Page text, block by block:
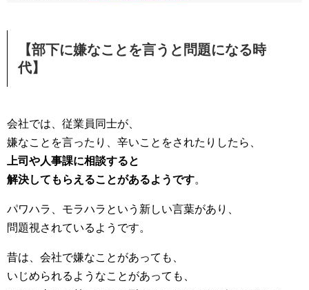
【部下に嫌なことを言うと問題になる時
代】
会社では、従業員同士が、
嫌なことを言ったり、辛いことをされたりしたら、
上司や人事課に相談すると
解決してもらえることがあるようです。
パワハラ、モラハラという新しい言葉があり、
問題視されているようです。
昔は、会社で嫌なことがあっても、
いじめられるようなことがあっても、